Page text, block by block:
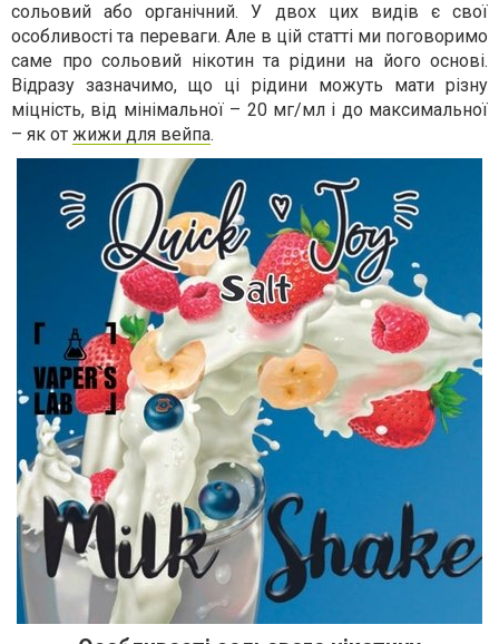
сольовий або органічний. У двох цих видів є свої
особливості та переваги. Але в цій статті ми поговоримо
саме про сольовий нікотин та рідини на його основі.
Відразу зазначимо, що ці рідини можуть мати різну
міцність, від мінімальної – 20 мг/мл і до максимальної
– як от жижи для вейпа.